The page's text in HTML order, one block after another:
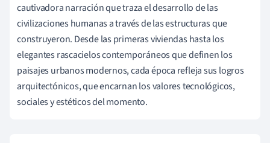
cautivadora narración que traza el desarrollo de las
civilizaciones humanas a través de las estructuras que
construyeron. Desde las primeras viviendas hasta los
elegantes rascacielos contemporáneos que definen los
paisajes urbanos modernos, cada época refleja sus logros
arquitectónicos, que encarnan los valores tecnológicos,
sociales y estéticos del momento.